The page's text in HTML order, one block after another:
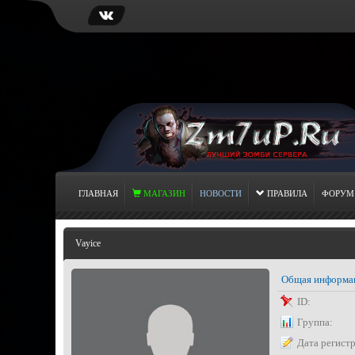
ГЛАВНАЯ МАГАЗИН НОВОСТИ ПРАВИЛА ФОРУМ
Vayice
Общая
ID:
Группа:
Дата